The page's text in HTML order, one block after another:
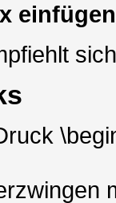
einfügen